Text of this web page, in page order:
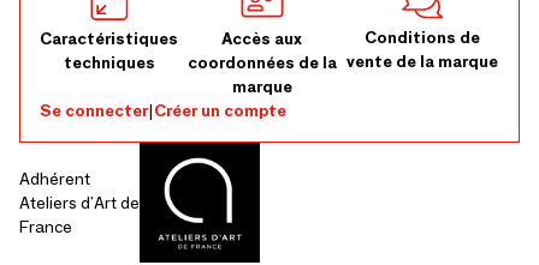
Caractéristiques
techniques
Accès aux
coordonnées de la
marque
Conditions de
vente de la marque
Se connecter|Créer un compte
Adhérent
Ateliers d'Art de
France